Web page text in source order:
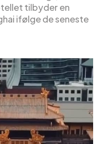
tilbyder en
ifølge de seneste